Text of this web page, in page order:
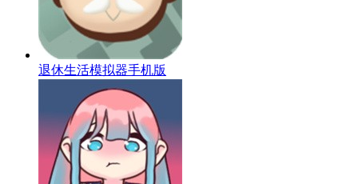
退休生活模拟器手机版